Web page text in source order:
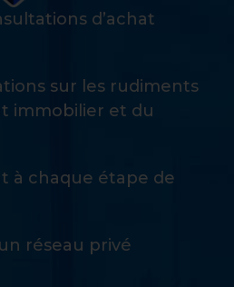
d’achat
sur les rudiments
immobilier et du
à chaque étape de
réseau privé